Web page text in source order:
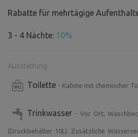
Schlafebene bietet ausreichend
Wand sind Sie in engem
kleine Herde Rehe bei ihrem
vorbeikommen. Eine Anleitung
weitere Informationen finden Sie
trinkbar.
Rabatte für mehrtägige
3 - 4 Nächte: 10%
Ausstattung
Toilette - Kabine mit chemischer
Trinkwasser - Vor Ort,
(Druckbehälter 10L). Zusätzliche